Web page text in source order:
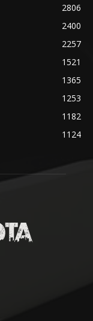
2806
2400
2257
1521
1365
1253
1182
1124